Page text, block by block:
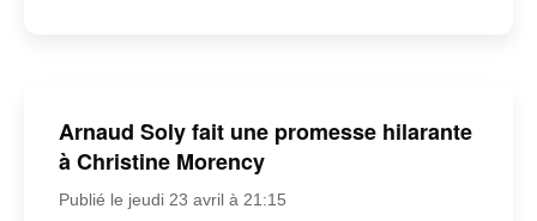
Arnaud Soly fait une promesse hilarante
à Christine Morency
Publié le jeudi 23 avril à 21:15